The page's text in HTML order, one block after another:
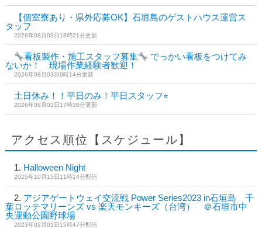
【個室寮あり・県外応募OK】石垣島のゲストハウス運営ス
タッフ
2026年08月03日18時21分更新
看板製作・施工スタッフ募集
でっかい看板をつけてみ
ないか！ 現場作業経験者歓迎！
2026年08月03日9時14分更新
土日休み！！平日のみ！平日スタッフ⭐︎
2026年08月02日17時38分更新
アクセス順位【スケジュール】
Halloween Night
2025年10月15日11時14分配信
アジアゲートウェイ交流戦 Power Series2023 in石垣島 千
葉ロッテマリーンズ vs 楽天モンキーズ（台湾） ＠石垣市中
央運動公園野球場
2023年02月01日15時47分配信